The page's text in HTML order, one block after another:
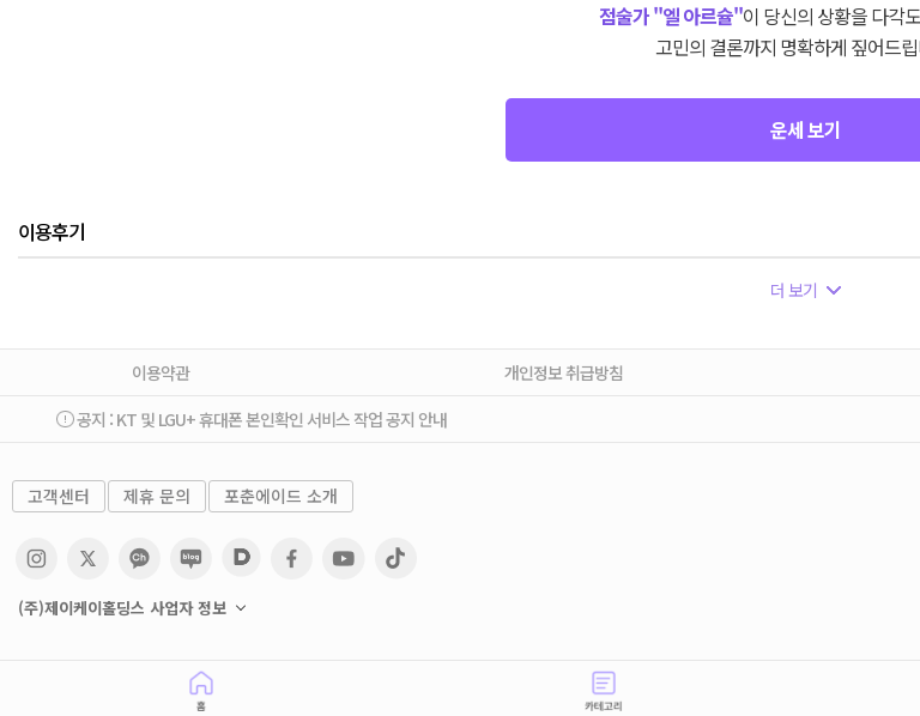
점술가 "엘 아르슐"이 당신의 상황을 다각
고민의 결론까지 명확하게 짚어드
운세 보기
이용후기
더 보기
이용약관 개인정보 취급방침
공지 : KT 및 LGU+ 휴대폰 본인확인 서비스 작업 공지 안내
고객센터 제휴 문의 포춘에이드 소개
(주)제이케이홀딩스 사업자 정보